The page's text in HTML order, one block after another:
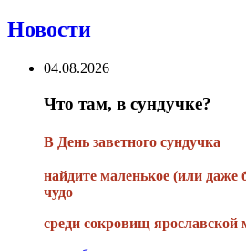
Новости
04.08.2026
Что там, в сундучке?
В День заветного сундучка
найдите маленькое (или даже
чудо
среди сокровищ ярославской